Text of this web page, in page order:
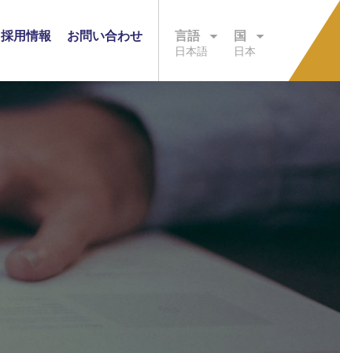
採用情報 お問い合わせ 言語
日本語
国
日本